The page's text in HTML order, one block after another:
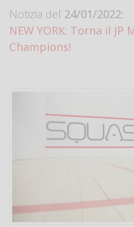
Notizia del 24/01/2022:
NEW YORK: Torna il
Champions!